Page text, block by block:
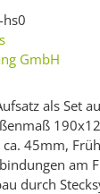
GmbH
als Set
45mm,
am
durch